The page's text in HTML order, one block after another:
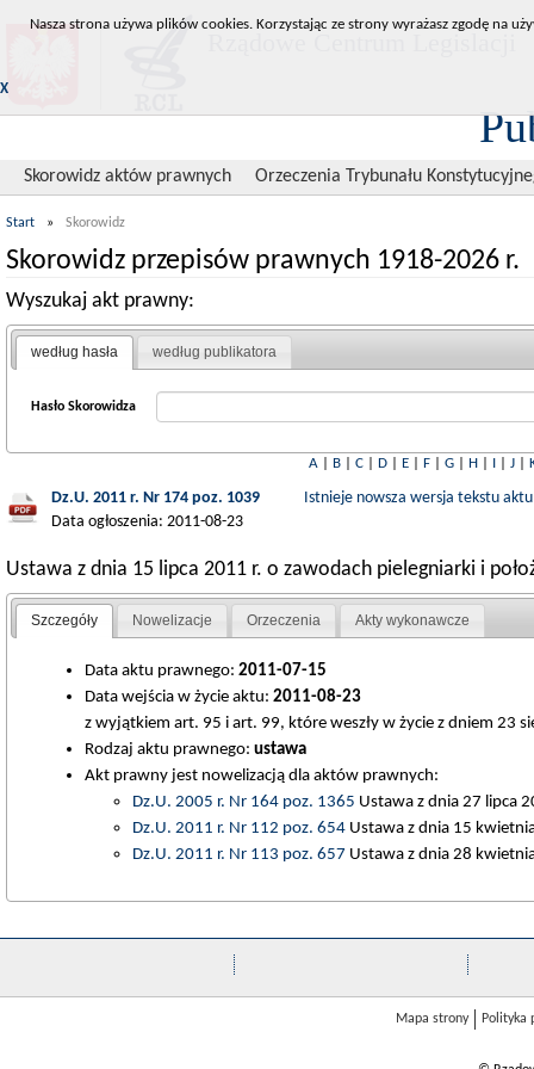
Skorowidz aktów prawnych Orzeczenia Trybunału
Start » Skorowidz
Skorowidz przepisów prawnych 1918-2026 r.
Wyszukaj akt prawny:
według hasła według publikatora
Hasło Skorowidza
A| B| C| D| E| F| G| H| I| J|
Dz.U. 2011 r. Nr 174 poz. 1039
Data ogłoszenia: 2011-08-23
Istnieje nowsza wersja tekstu aktu
Ustawa z dnia 15 lipca 2011 r. o zawodach pielegniarki i
Szczegóły Nowelizacje Orzeczenia Akty wykonawcze
Data aktu prawnego: 2011-07-15
Data wejścia w życie aktu: 2011-08-23
z wyjątkiem art. 95 i art. 99, które weszły w życie z dniem 23
Rodzaj aktu prawnego: ustawa
Akt prawny jest nowelizacją dla aktów prawnych:
Dz.U. 2005 r. Nr 164 poz. 1365 Ustawa z dnia 27 lipca
Dz.U. 2011 r. Nr 112 poz. 654Ustawa z dnia 15
Dz.U. 2011 r. Nr 113 poz. 657 Ustawa z dnia 28
Mapa strony Polityka
Nasza strona używa plików cookies. Korzystając ze strony wyrażasz zgodę na
X